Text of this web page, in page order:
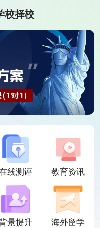
校择校
线测评 教育资讯
景提升 海外留学